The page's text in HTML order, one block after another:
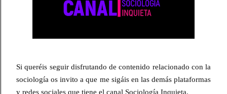
Si queréis seguir disfrutando de contenido relacionado con la
sociología os invito a que me sigáis en las demás plataformas
y redes sociales que tiene el canal Sociología Inquieta.